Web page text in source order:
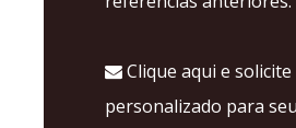
Clique aqui e
personalizado para